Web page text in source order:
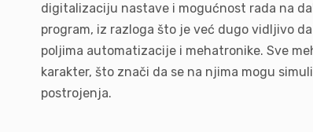
digitalizaciju nastave i mogućnost rada na
program, iz razloga što je već dugo vidljivo
poljima automatizacije i mehatronike. Sve
karakter, što znači da se na njima mogu
postrojenja.